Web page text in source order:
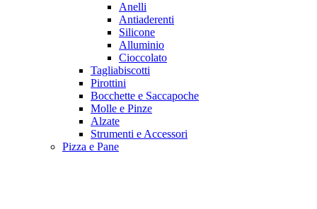
Anelli
Antiaderenti
Silicone
Alluminio
Cioccolato
Tagliabiscotti
Pirottini
Bocchette e Saccapoche
Molle e Pinze
Alzate
Strumenti e Accessori
Pizza e Pane